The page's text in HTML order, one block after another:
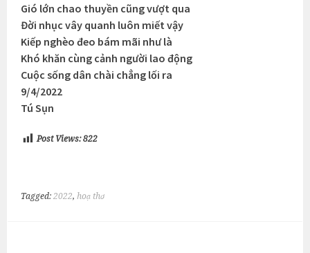
Gió lớn chao thuyền cũng vượt qua
Đời nhục vây quanh luôn miết vậy
Kiếp nghèo đeo bám mãi như là
Khó khăn cùng cảnh người lao động
Cuộc sống dân chài chẳng lối ra
9/4/2022
Tú Sụn
Post Views: 822
Tagged:2022, hoạ thơ